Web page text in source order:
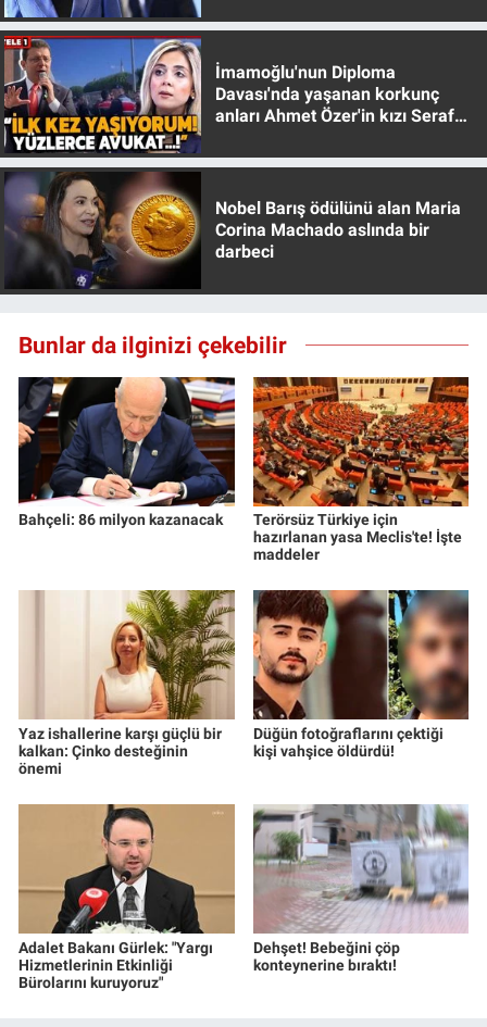
İmamoğlu'nun Diploma
Davası'nda yaşanan korkunç
anları Ahmet Özer'in kızı Seraf
Nobel Barış ödülünü alan Maria
Corina Machado aslında bir
darbeci
Bunlar da ilginizi çekebilir
Bahçeli: 86 milyon kazanacak
Terörsüz Türkiye için
hazırlanan yasa Meclis'te! İşte
maddeler
Yaz ishallerine karşı güçlü bir
kalkan: Çinko desteğinin
önemi
Düğün fotoğraflarını çektiği
kişi vahşice öldürdü!
Adalet Bakanı Gürlek: "Yargı
Hizmetlerinin Etkinliği
Bürolarını kuruyoruz"
Dehşet! Bebeğini çöp
konteynerine bıraktı!